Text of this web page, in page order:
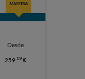
MAESTRA
Desde
259,09 €